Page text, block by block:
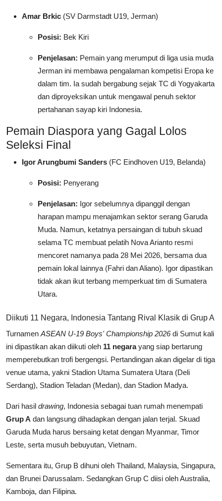
Amar Brkic (SV Darmstadt U19, Jerman)
Posisi: Bek Kiri
Penjelasan: Pemain yang merumput di liga usia muda
Jerman ini membawa pengalaman kompetisi Eropa ke
dalam tim. Ia sudah bergabung sejak TC di Yogyakarta
dan diproyeksikan untuk mengawal penuh sektor
pertahanan sayap kiri Indonesia.
Pemain Diaspora yang Gagal Lolos
Seleksi Final
Igor Arungbumi Sanders (FC Eindhoven U19, Belanda)
Posisi: Penyerang
Penjelasan: Igor sebelumnya dipanggil dengan
harapan mampu menajamkan sektor serang Garuda
Muda. Namun, ketatnya persaingan di tubuh skuad
selama TC membuat pelatih Nova Arianto resmi
mencoret namanya pada 28 Mei 2026, bersama dua
pemain lokal lainnya (Fahri dan Aliano). Igor dipastikan
tidak akan ikut terbang memperkuat tim di Sumatera
Utara.
Diikuti 11 Negara, Indonesia Tantang Rival Klasik di Grup A
Turnamen ASEAN U-19 Boys' Championship 2026di Sumut kali
ini dipastikan akan diikuti oleh 11 negarayang siap bertarung
memperebutkan trofi bergengsi. Pertandingan akan digelar di tiga
venue utama, yakni Stadion Utama Sumatera Utara (Deli
Serdang), Stadion Teladan (Medan), dan Stadion Madya.
Dari hasil drawing, Indonesia sebagai tuan rumah menempati
Grup A dan langsung dihadapkan dengan jalan terjal. Skuad
Garuda Muda harus bersaing ketat dengan Myanmar, Timor
Leste, serta musuh bebuyutan, Vietnam.
Sementara itu, Grup B dihuni oleh Thailand, Malaysia, Singapura,
dan Brunei Darussalam. Sedangkan Grup C diisi oleh Australia,
Kamboja, dan Filipina.